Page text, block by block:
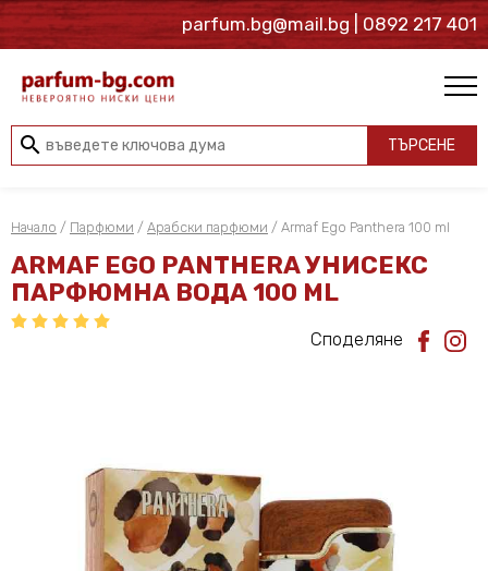
parfum.bg@mail.bg | 0892 217 401
search ТЪРСЕНЕ
Начало / Парфюми / Арабски парфюми / Armaf Ego Panthera 100 ml
ARMAF EGO PANTHERA УНИСЕКС
ПАРФЮМНА ВОДА 100 ML
Споделяне